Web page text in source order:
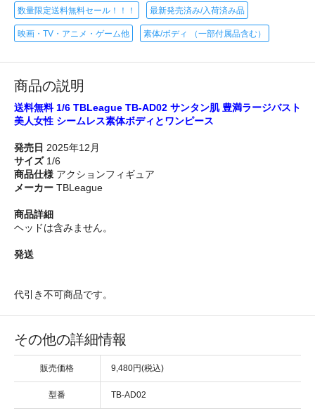
数量限定送料無料セール！！！ 最新発売済み/入荷済み品
映画・TV・アニメ・ゲーム他 素体/ボディ （一部付属品含む）
商品の説明
送料無料 1/6 TBLeague TB-AD02 サンタン肌 豊満ラージバスト
美人女性 シームレス素体ボディとワンピース
発売日 2025年12月
サイズ1/6
商品仕様 アクションフィギュア
メーカー TBLeague
商品詳細
ヘッドは含みません。
発送
代引き不可商品です。
その他の詳細情報
販売価格 9,480円(税込)
型番 TB-AD02